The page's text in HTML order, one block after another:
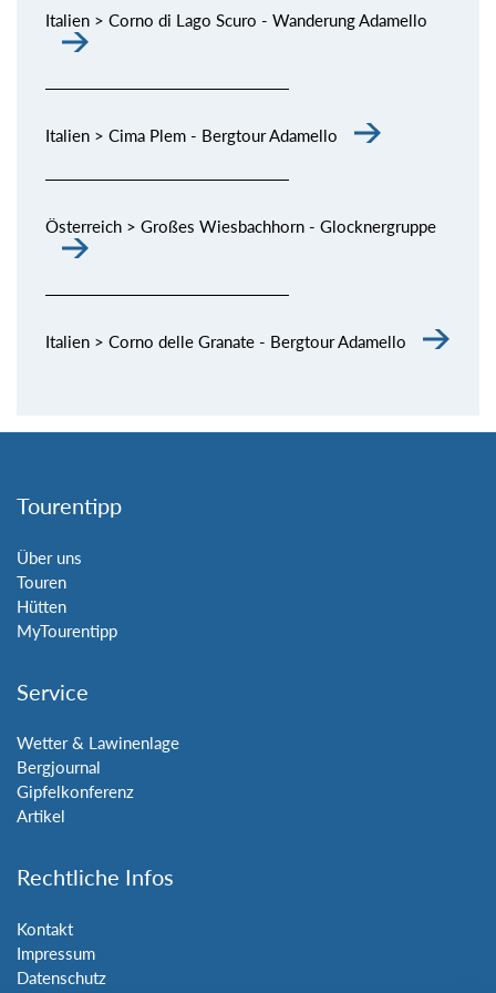
Italien > Corno di Lago Scuro - Wanderung Adamello
Italien > Cima Plem - Bergtour Adamello
Österreich > Großes Wiesbachhorn - Glocknergruppe
Italien > Corno delle Granate - Bergtour Adamello
Tourentipp
Über uns
Touren
Hütten
MyTourentipp
Service
Wetter & Lawinenlage
Bergjournal
Gipfelkonferenz
Artikel
Rechtliche Infos
Kontakt
Impressum
Datenschutz